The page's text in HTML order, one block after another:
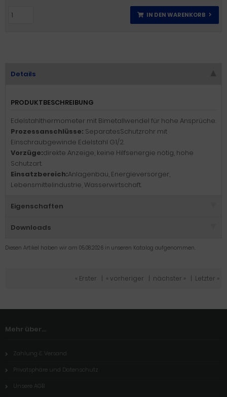
IN DEN WARENKORB
Details
PRODUKTBESCHREIBUNG
Edelstahlthermometer mit Bimetallwendel für hohe Ansprüche.
Prozessanschlüsse: SeparatesSchutzrohr mit
Einschraubgewinde Edelstahl G1/2.
Vorzüge:direkte Anzeige, keine Hilfsenergie nötig, hohe
Schutzart.
Einsatzbereich:Anlagenbau, Energieversorger,
Lebensmittelindustrie, Wasserwirtschaft.
Eigenschaften
Downloads
Diesen Artikel haben wir am 05.08.2026 in unseren Katalog aufgenommen.
« Erster « vorheriger nächster » Letzter »
Mehr über...
Zahlung & Versand
Privatsphäre und Datenschutz
Unsere AGB